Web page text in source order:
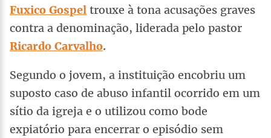
Fuxico Gospel trouxe à tona acusações graves
contra a denominação, liderada pelo pastor
Ricardo Carvalho.
Segundo o jovem, a instituição encobriu um
suposto caso de abuso infantil ocorrido em um
sítio da igreja e o utilizou como bode
expiatório para encerrar o episódio sem